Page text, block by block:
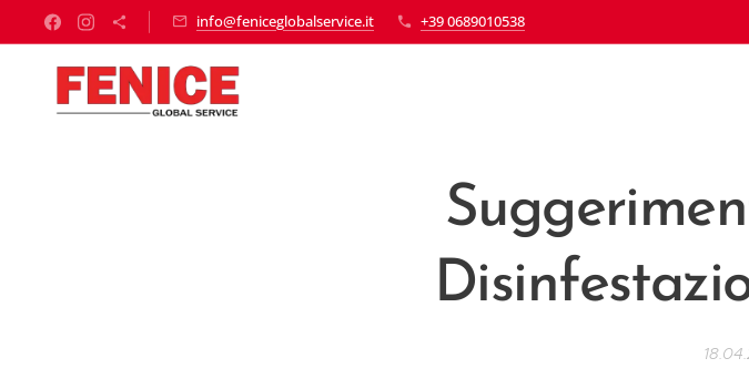
info@feniceglobalservice.it +39 0689010538